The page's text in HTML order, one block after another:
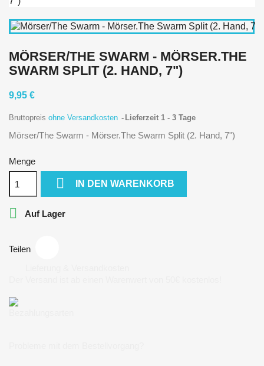
MÖRSER/THE SWARM - MÖRSER.THE
SWARM SPLIT (2. HAND, 7")
9,95 €
Bruttopreis ohne Versandkosten Lieferzeit 1 - 3 Tage
Mörser/The Swarm - Mörser.The Swarm Split (2. Hand, 7")
Menge
 IN DEN WARENKORB
 Auf Lager
Teilen